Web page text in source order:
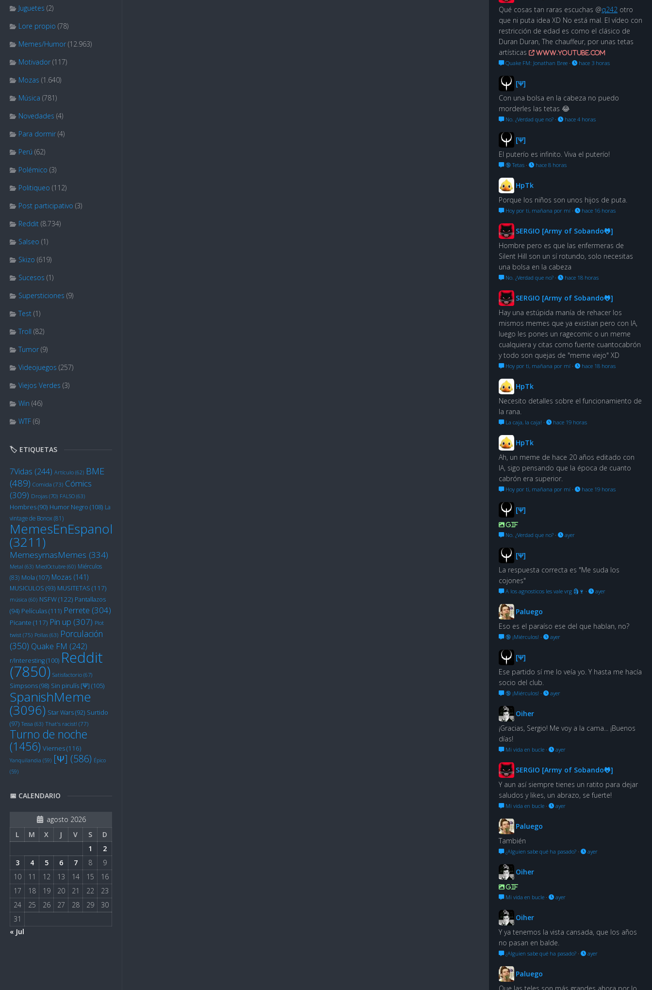
Juguetes (2)
Lore propio (78)
Memes/Humor (12.963)
Motivador (117)
Mozas (1.640)
Música (781)
Novedades (4)
Para dormir (4)
Perú (62)
Polémico (3)
Politiqueo (112)
Post participativo (3)
Reddit (8.734)
Salseo (1)
Skizo (619)
Sucesos (1)
Supersticiones (9)
Test (1)
Troll (82)
Tumor (9)
Videojuegos (257)
Viejos Verdes (3)
Win (46)
WTF (6)
🏷️ ETIQUETAS
7Vidas (244) Artículo (62) BME
(489) Comida (73) Cómics
(309) Drojas (70) FALSO (63)
Hombres(90) Humor Negro (108) La
vintage de Bonox(81)
MemesEnEspanol
(3211)
MemesymasMemes (334)
Metal (63) MiedOctubre (60) Miérculos
(83) Mola (107) Mozas (141)
MUSICULOS (93) MUSITETAS (117)
música (60) NSFW(122) Pantallazos
(94) Películas(111) Perrete (304)
Picante (117) Pin up (307) Plot
twist (75) Pollas (63) Porculación
(350) Quake FM (242)
r/Interesting(100) Reddit
(7850) Satisfactorio (67)
Simpsons(98) Sin pirulís [Ψ] (105)
SpanishMeme
(3096) Star Wars(92) Surtido
(97) Tessa (63) That's racist! (77)
Turno de noche
(1456) Viernes(116)
Yanquilandia (59) [Ψ] (586) Épico
(59)
📅 CALENDARIO
agosto 2026
L
M X J V S
D
1
2
3
4 5 6 7 8
9
10
11 12 13 14 15
16
17
18 19 20 21 22
23
24
25 26 27 28 29
30
31
« Jul
Qué cosas tan raras escuchas @q242 otro
que ni puta idea XD No está mal. El vídeo con
restricción de edad es como el clásico de
Duran Duran, The chauffeur, por unas tetas
artísticas
www.youtube.com
Quake FM: Jonathan Bree · hace 3 horas
[Ψ]
Con una bolsa en la cabeza no puedo
morderles las tetas 😂
No. ¿Verdad que no? · hace 4 horas
[Ψ]
El puterío es infinito. Viva el puterío!
🔞 Tetas · hace 8 horas
HpTk
Porque los niños son unos hijos de puta.
Hoy por ti, mañana por mí · hace 16 horas
SERGIO [Army of Sobando🐸]
Hombre pero es que las enfermeras de
Silent Hill son un sí rotundo, solo necesitas
una bolsa en la cabeza
No. ¿Verdad que no? · hace 18 horas
SERGIO [Army of Sobando🐸]
Hay una estúpida manía de rehacer los
mismos memes que ya existian pero con IA,
luego les pones un ragecomic o un meme
cualquiera y citas como fuente cuantocabrón
y todo son quejas de "meme viejo" XD
Hoy por ti, mañana por mí · hace 18 horas
HpTk
Necesito detalles sobre el funcionamiento de
la rana.
La caja, la caja! · hace 19 horas
HpTk
Ah, un meme de hace 20 años editado con
IA, sigo pensando que la época de cuanto
cabrón era superior.
Hoy por ti, mañana por mí · hace 19 horas
[Ψ]
GIF
No. ¿Verdad que no? · ayer
[Ψ]
La respuesta correcta es "Me suda los
cojones"
A los agnosticos les vale vrg 🗿🍷 · ayer
Paluego
Eso es el paraíso ese del que hablan, no?
🔞 ¡Miérculos! · ayer
[Ψ]
Ese partido sí me lo veía yo. Y hasta me hacía
socio del club.
🔞 ¡Miérculos! · ayer
Oiher
¡Gracias, Sergio! Me voy a la cama... ¡Buenos
días!
Mi vida en bucle · ayer
SERGIO [Army of Sobando🐸]
Y aun así siempre tienes un ratito para dejar
saludos y likes, un abrazo, se fuerte!
Mi vida en bucle · ayer
Paluego
También
¿Alguien sabe qué ha pasado? · ayer
Oiher
GIF
Mi vida en bucle · ayer
Oiher
Y ya tenemos la vista cansada, que los años
no pasan en balde.
¿Alguien sabe qué ha pasado? · ayer
Paluego